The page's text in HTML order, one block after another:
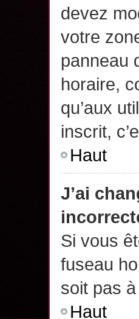
devez
votre
panneau
horaire,
qu’aux
inscrit,
Haut
J’ai
Si vous
fuseau
soit pas
Haut